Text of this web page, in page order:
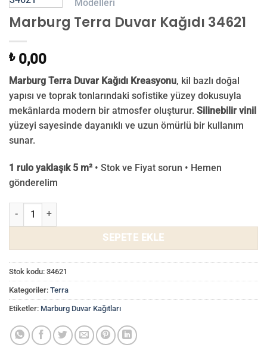
Marburg Terra Duvar Kağıdı 34621
₺0,00
Marburg Terra Duvar Kağıdı Kreasyonu, kil bazlı doğal
yapısı ve toprak tonlarındaki sofistike yüzey dokusuyla
mekânlarda modern bir atmosfer oluşturur. Silinebilir vinil
yüzeyi sayesinde dayanıklı ve uzun ömürlü bir kullanım
sunar.
1 rulo yaklaşık 5 m² • Stok ve Fiyat sorun • Hemen
gönderelim
Marburg Terra Duvar Kağıdı 34621 adet
SEPETE EKLE
Stok kodu: 34621
Kategoriler: Terra
Etiketler: Marburg Duvar Kağıtları